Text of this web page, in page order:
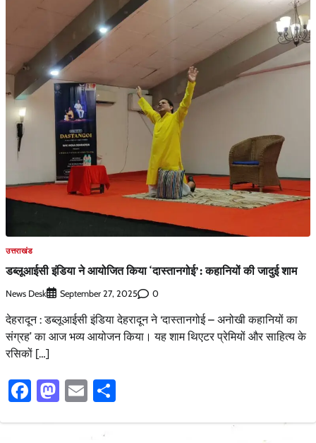
उत्तराखंड
डब्लूआईसी इंडिया ने आयोजित किया ‘दास्तानगोई’: कहानियों की जादुई शाम
News Desk September 27, 2025 0
देहरादून : डब्लूआईसी इंडिया देहरादून ने ‘दास्तानगोई – अनोखी कहानियों का
संग्रह’ का आज भव्य आयोजन किया। यह शाम थिएटर प्रेमियों और साहित्य के
रसिकों […]
Facebook
Mastodon
Email